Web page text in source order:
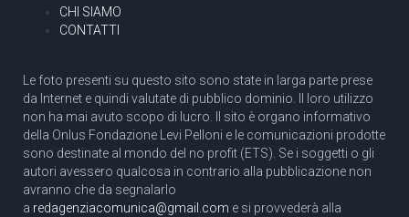
CHI SIAMO
CONTATTI
Le foto presenti su questo sito sono state in larga parte prese
da Internet e quindi valutate di pubblico dominio. Il loro utilizzo
non ha mai avuto scopo di lucro. Il sito è organo informativo
della Onlus Fondazione Levi Pelloni e le comunicazioni prodotte
sono destinate al mondo del no profit (ETS). Se i soggetti o gli
autori avessero qualcosa in contrario alla pubblicazione non
avranno che da segnalarlo
a redagenziacomunica@gmail.com e si provvederà alla